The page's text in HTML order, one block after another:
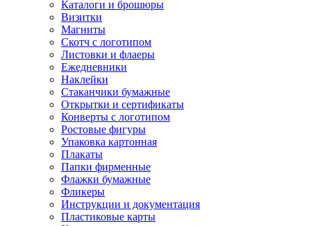
Каталоги и брошюры
Визитки
Магниты
Скотч с логотипом
Листовки и флаеры
Ежедневники
Наклейки
Стаканчики бумажные
Открытки и сертификаты
Конверты с логотипом
Ростовые фигуры
Упаковка картонная
Плакаты
Папки фирменные
Флажки бумажные
Фликеры
Инструкции и документация
Пластиковые карты